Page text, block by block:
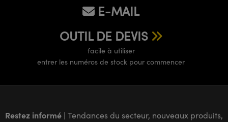
E-MAIL
OUTIL DE DEVIS
facile à utiliser
entrer les numéros de stock pour commencer
Restez informé | Tendances du secteur, nouveaux produits,